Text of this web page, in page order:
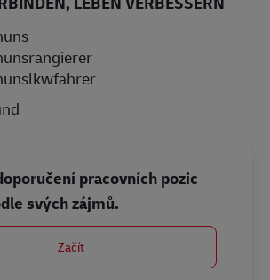
pracovních pozic
svých zájmů.
Začít